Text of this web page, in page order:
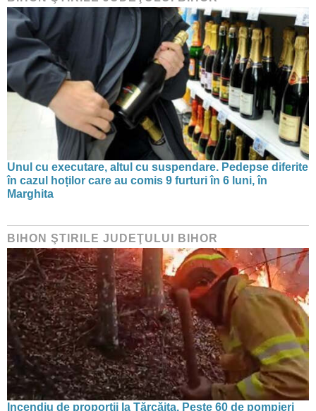
Unul cu executare, altul cu suspendare. Pedepse diferite
în cazul hoților care au comis 9 furturi în 6 luni, în
Marghita
BIHON ŞTIRILE JUDEŢULUI BIHOR
Incendiu de proporții la Tărcăița. Peste 60 de pompieri